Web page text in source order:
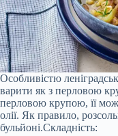
Особливістю
варити як з перловою
перловою крупою, її
олії. Як правило,
бульйоні.Складність: